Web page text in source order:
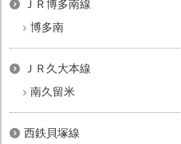
ＪＲ博多南線
博多南
ＪＲ久大本線
南久留米
西鉄貝塚線